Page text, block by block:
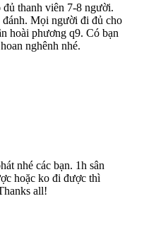
thanh viên 7-8 người.
đánh. Mọi người đi đủ cho
hoài phương q9. Có bạn
nghênh nhé.
nhé các bạn. 1h sân
hoặc ko đi được thì
all!